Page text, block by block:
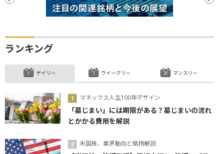
ランキング
デイリー
マネックス人生100年デザイン
「墓じまい」には期限がある？墓じまいの流れ
とかかる費用を解説
米国株、業界動向と銘柄解説
ウイークリー マンスリー